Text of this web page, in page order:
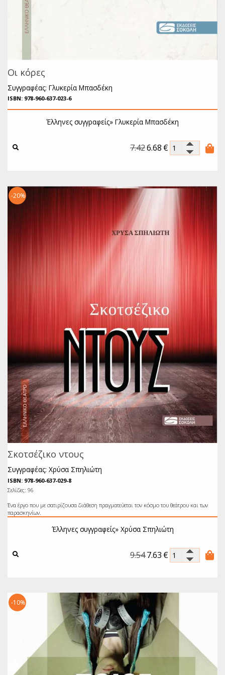
Οι κόρες
Συγγραφέας: Γλυκερία Μπασδέκη
ISBN: 978-960-637-023-6
Έλληνες συγγραφείς» Γλυκερία Μπασδέκη
7.426.68 €
Σκοτσέζικο ντους
Συγγραφέας: Χρύσα Σπηλιώτη
ISBN: 978-960-637-029-8
Σελίδες: 96
Ένα έργο που με σατιρίζουσα διάθεση πραγματεύεται τον κόσμο του θεάτρου και των
παρασκηνίων.
Έλληνες συγγραφείς»Χρύσα Σπηλιώτη
9.547.63 €
-20%
-10%